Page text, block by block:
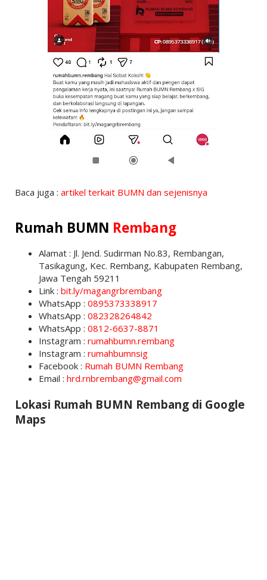
Baca juga : artikel terkait BUMN dan sejenisnya
Rumah BUMN Rembang
Alamat : Jl. Jend. Sudirman No.83, Rembangan,
Tasikagung, Kec. Rembang, Kabupaten Rembang,
Jawa Tengah 59211
Link : bit.ly/magangrbrembang
WhatsApp : 0895373338917
WhatsApp : 082328264842
WhatsApp : 0812-6637-8871
Instagram : rumahbumn.rembang
Instagram : rumahbumnsig
Facebook : Rumah BUMN Rembang
Email : hrd.rnbrembang@gmail.com
Lokasi Rumah BUMN Rembang di Google
Maps